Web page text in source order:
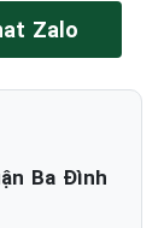
Zalo
Ba Đình